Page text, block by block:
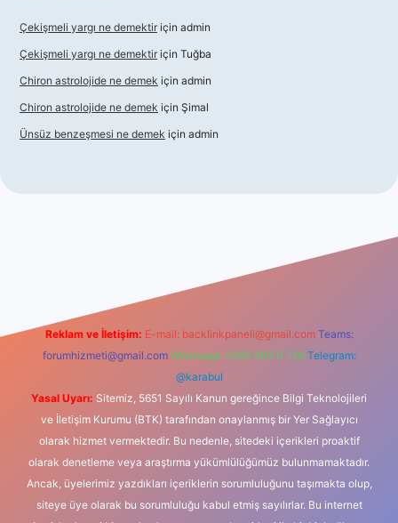
Çekişmeli yargı ne demektir için admin
Çekişmeli yargı ne demektir için Tuğba
Chiron astrolojide ne demek için admin
Chiron astrolojide ne demek için Şimal
Ünsüz benzeşmesi ne demek için admin
Reklam ve İletişim: E-mail: backlinkpaneli@gmail.com Teams:
forumhizmeti@gmail.com Whatsapp: 0262 606 0 726 Telegram:
@karabul
Yasal Uyarı: Sitemiz, 5651 Sayılı Kanun gereğince Bilgi Teknolojileri
ve İletişim Kurumu (BTK) tarafından onaylanmış bir Yer Sağlayıcı
olarak hizmet vermektedir. Bu nedenle, sitedeki içerikleri proaktif
olarak denetleme veya araştırma yükümlülüğümüz bulunmamaktadır.
Ancak, üyelerimiz yazdıkları içeriklerin sorumluluğunu taşımakta olup,
siteye üye olarak bu sorumluluğu kabul etmiş sayılırlar. Bu internet